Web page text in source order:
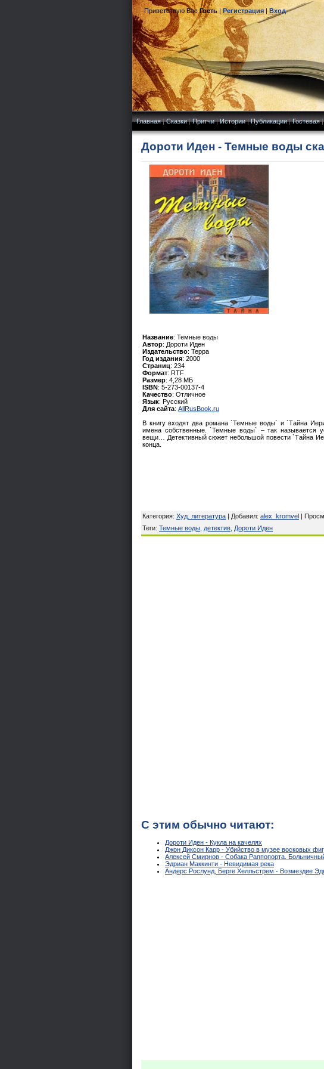
Приветствую Вас Гость|Регистрация|Вход
Главная|Сказки|Притчи|Истории|Публикации|Гостевая
Дороти Иден - Темные воды
Название: Темные воды
Автор: Дороти Иден
Издательство: Терра
Год издания: 2000
Страниц: 234
Формат: RTF
Размер: 4,28 МБ
ISBN: 5-273-00137-4
Качество: Отличное
Язык: Русский
Для сайта: AllRusBook.ru
В книгу входят два романа `Темные воды` и `Тайна
имена собственные. `Темные воды` – так называется
вещи… Детективный сюжет небольшой повести `Тайна
конца.
Категория: Худ. литература | Добавил: alex_kromvel |
Теги: Темные воды детектив Дороти Иден
С этим обычно читают:
Дороти Иден - Кукла на качелях
Джон Диксон Карр - Убийство в музее восковых
Алексей Смирнов - Собака Раппопорта.
Эдриан Маккинти - Невидимая река
Андерс Рослунд, Берге Хелльстрем - Возмездие